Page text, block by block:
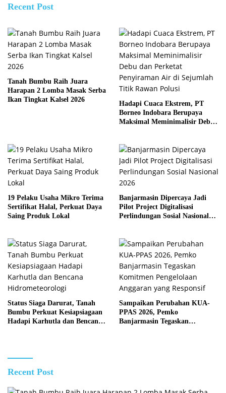
Recent Post
Tanah Bumbu Raih Juara
Harapan 2 Lomba Masak Serba
Ikan Tingkat Kalsel 2026
Hadapi Cuaca Ekstrem, PT
Borneo Indobara Berupaya
Maksimal Meminimalisir Debu
19 Pelaku Usaha Mikro Terima
Sertifikat Halal, Perkuat Daya
Saing Produk Lokal
Banjarmasin Dipercaya Jadi
Pilot Project Digitalisasi
Perlindungan Sosial Nasional
Status Siaga Darurat, Tanah
Bumbu Perkuat Kesiapsiagaan
Hadapi Karhutla dan Bencana
Sampaikan Perubahan KUA-
PPAS 2026, Pemko
Banjarmasin Tegaskan
Recent Post